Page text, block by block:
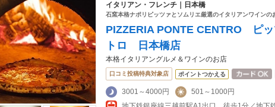
イタリアン・フレンチ｜日本橋
石窯本格ナポリピッツァとソムリエ厳選のイタリアンワイン
PIZZERIA PONTE CENTRO ピ
トロ 日本橋店
本格イタリアングルメ＆ワインのお店
口コミ投稿特典対象店 ポイントつかえる
3001～4000円
501～1000円